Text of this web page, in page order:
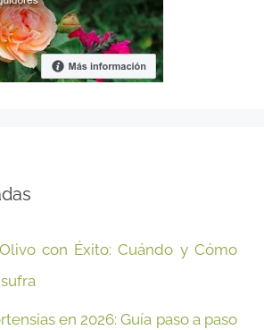
con Éxito: Cuándo y Cómo
en 2026: Guía paso a paso